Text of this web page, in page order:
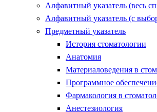
Алфавитный указатель (весь
Алфавитный указатель (с
Предметный указатель
История стоматологии
Анатомия
Материаловедения в
Программное
Фармакология в
Анестезиология